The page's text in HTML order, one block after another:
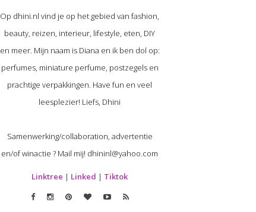
Op dhini.nl vind je op het gebied van fashion,
beauty, reizen, interieur, lifestyle, eten, DIY
en meer. Mijn naam is Diana en ik ben dol op:
perfumes, miniature perfume, postzegels en
prachtige verpakkingen. Have fun en veel
leesplezier! Liefs, Dhini
Samenwerking/collaboration, advertentie
en/of winactie ? Mail mij! dhininl@yahoo.com
Linktree | Linked | Tiktok